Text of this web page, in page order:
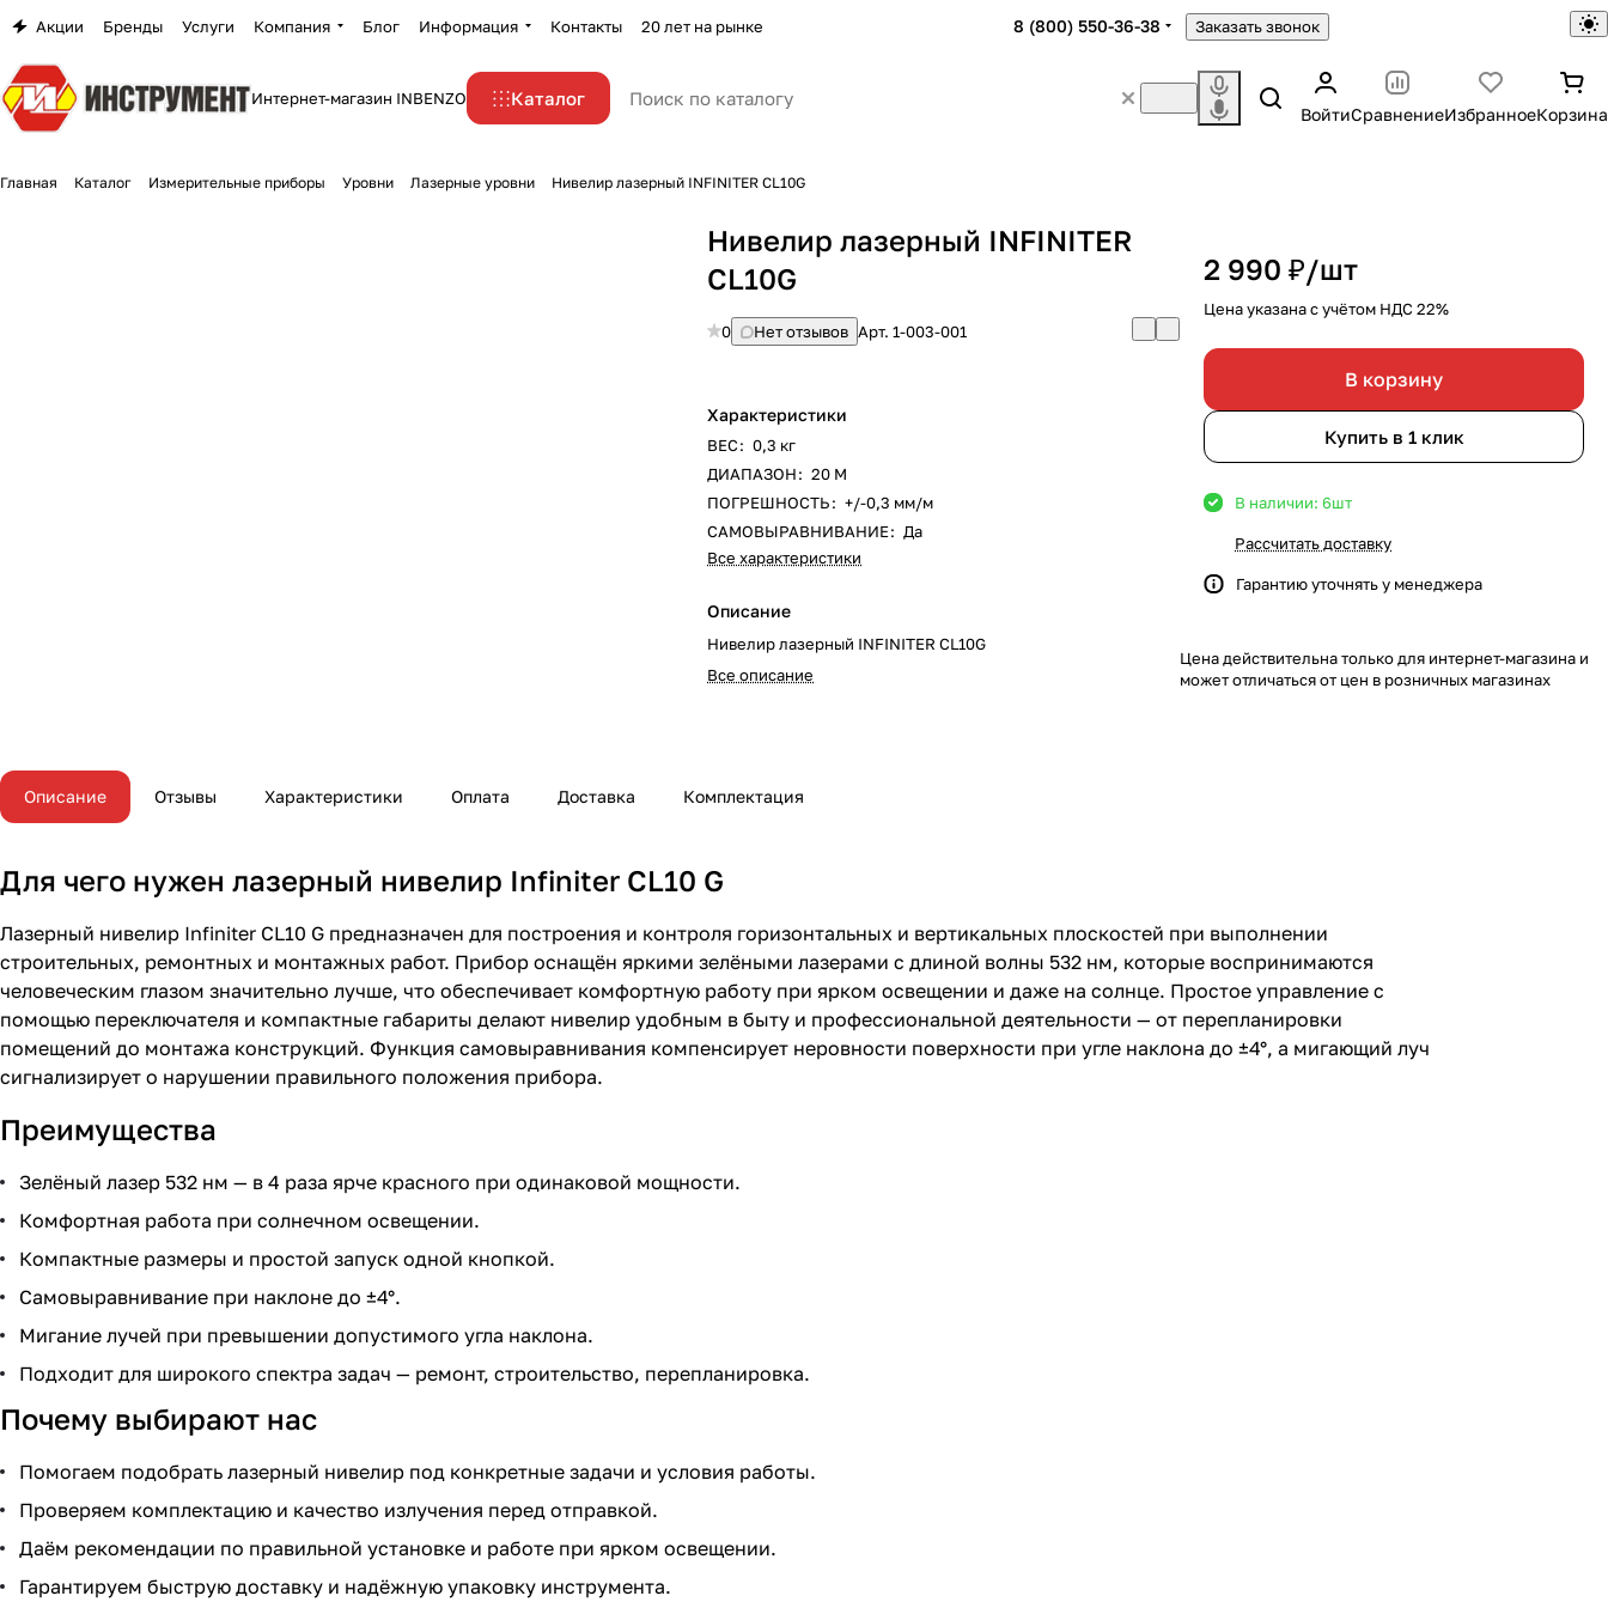
Акции Бренды Услуги Компания Блог Информация Контакты 20 лет на рынке 8 (800) 550-36-38 Заказать звонок
Интернет-магазин INBENZO Каталог
ВойтиСравнениеИзбранноеКорзина
Главная Каталог Измерительные приборы Уровни Лазерные уровни Нивелир лазерный INFINITER CL10G
Нивелир лазерный INFINITER
CL10G
0 Нет отзывов Арт.1-003-001
Характеристики
ВЕС: 0,3 кг
ДИАПАЗОН: 20 М
ПОГРЕШНОСТЬ: +/-0,3 мм/м
САМОВЫРАВНИВАНИЕ: Да
Все характеристики
Описание
Нивелир лазерный INFINITER CL10G
Все описание
2 990 ₽/шт
Цена указана с учётом НДС 22%
В корзину
Купить в 1 клик
В наличии: 6шт
Рассчитать доставку
Гарантию уточнять у менеджера
Цена действительна только для интернет-магазина и
может отличаться от цен в розничных магазинах
Описание Отзывы Характеристики Оплата Доставка Комплектация
Для чего нужен лазерный нивелир Infiniter CL10 G
Лазерный нивелир Infiniter CL10 G предназначен для построения и контроля горизонтальных и вертикальных плоскостей при выполнении
строительных, ремонтных и монтажных работ. Прибор оснащён яркими зелёными лазерами с длиной волны 532 нм, которые воспринимаются
человеческим глазом значительно лучше, что обеспечивает комфортную работу при ярком освещении и даже на солнце. Простое управление с
помощью переключателя и компактные габариты делают нивелир удобным в быту и профессиональной деятельности — от перепланировки
помещений до монтажа конструкций. Функция самовыравнивания компенсирует неровности поверхности при угле наклона до ±4°, а мигающий луч
сигнализирует о нарушении правильного положения прибора.
Преимущества
Зелёный лазер 532 нм — в 4 раза ярче красного при одинаковой мощности.
Комфортная работа при солнечном освещении.
Компактные размеры и простой запуск одной кнопкой.
Самовыравнивание при наклоне до ±4°.
Мигание лучей при превышении допустимого угла наклона.
Подходит для широкого спектра задач — ремонт, строительство, перепланировка.
Почему выбирают нас
Помогаем подобрать лазерный нивелир под конкретные задачи и условия работы.
Проверяем комплектацию и качество излучения перед отправкой.
Даём рекомендации по правильной установке и работе при ярком освещении.
Гарантируем быструю доставку и надёжную упаковку инструмента.